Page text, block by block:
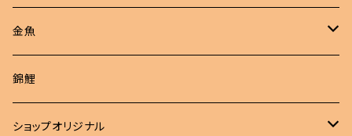
現物商品
成魚
若魚
非選別商品
成魚
金魚
ピンポンパール
現物出品
江戸錦
錦鯉
ショップオリジナル